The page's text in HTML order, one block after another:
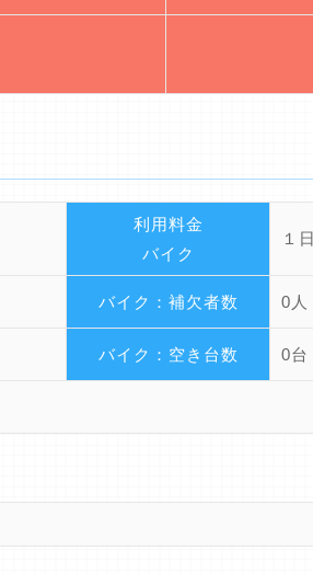
利用料金
バイク
１
バイク：補欠者数 0人
バイク：空き台数 0台